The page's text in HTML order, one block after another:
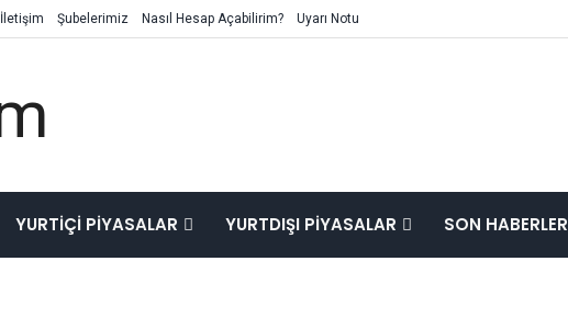
İletişim Şubelerimiz Nasıl Hesap Açabilirim? Uyarı Notu
YURTIÇI PIYASALAR YURTDIŞI PIYASALAR SON HABERLER